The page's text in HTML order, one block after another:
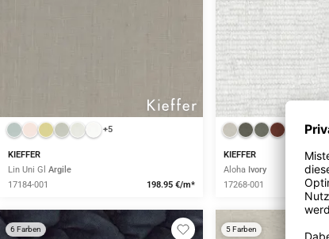
+5
KIEFFER
Lin Uni Gl Argile
17184-001
198.95 €/m*
+3
KIEFFER
Aloha Ivory
17268-001
6 Farben 5 Farben